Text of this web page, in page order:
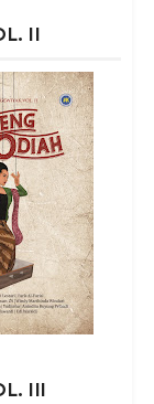
II
III